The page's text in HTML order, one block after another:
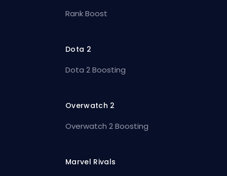
Rank Boost
Dota 2
Dota 2 Boosting
Overwatch 2
Overwatch 2 Boosting
Marvel Rivals